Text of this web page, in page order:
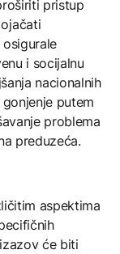
pristup
i socijalnu
nacionalnih
putem
problema
preduzeća.
aspektima
će biti